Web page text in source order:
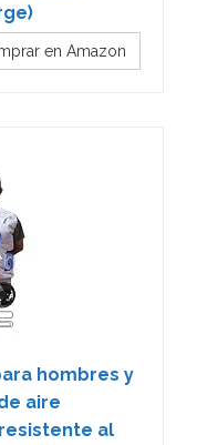
en Amazon
hombres y
aire
al